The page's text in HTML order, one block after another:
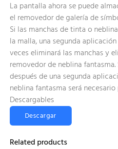
La pantalla ahora se puede
el removedor de galería de
Si las manchas de tinta o
la malla, una segunda
veces eliminará las manchas y
removedor de neblina
después de una segunda
neblina fantasma será
Descargables
Descargar
Related products